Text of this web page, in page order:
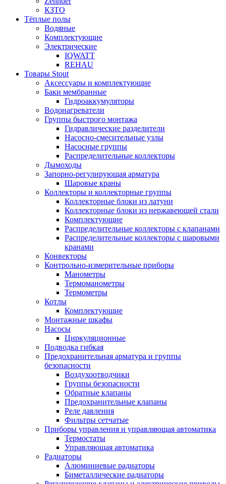
КЗТО
Тёплые полы
Водяные
Комплектующие
Электрические
IQWATT
REHAU
Товары Stout
Аксессуары и комплектующие
Баки мембранные
Гидроаккумуляторы
Водонагреватели
Группы быстрого монтажа
Гидравлические разделители
Насосно-смесительные узлы
Насосные группы
Распределительные коллекторы
Дымоходы
Запорно-регулирующая арматура
Шаровые краны
Коллекторы и коллекторные группы
Коллекторные блоки из латуни
Коллекторные блоки из нержавеющей стали
Комплектующие
Распределительные коллекторы с клапанами
Распределительные коллекторы с шаровыми
кранами
Конвекторы
Контрольно-измерительные приборы
Манометры
Термоманометры
Термометры
Котлы
Комплектующие
Монтажные шкафы
Насосы
Циркуляционные
Подводка гибкая
Предохранительная арматура и группы
безопасности
Воздухоотводчики
Группы безопасности
Обратные клапаны
Предохранительные клапаны
Реле давления
Фильтры сетчатые
Приборы управления и управляющая автоматика
Термостаты
Управляющая автоматика
Радиаторы
Алюминиевые радиаторы
Биметаллические радиаторы